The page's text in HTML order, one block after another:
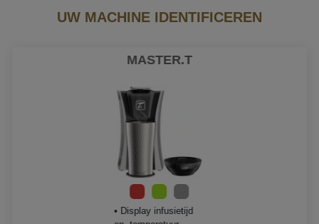
UW MACHINE IDENTIFICEREN
MASTER.T
• Display infusietijd